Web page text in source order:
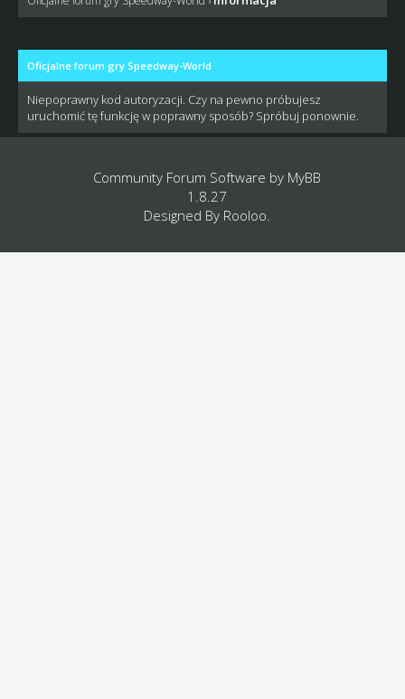
Oficjalne forum gry Speedway-World
Niepoprawny kod autoryzacji. Czy na pewno próbujesz
uruchomić tę funkcję w poprawny sposób? Spróbuj ponownie.
Community Forum Software by MyBB
1.8.27
Designed By Rooloo.